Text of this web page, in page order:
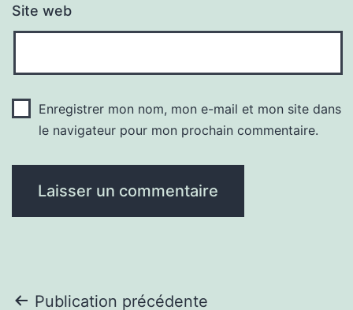
Site web
Enregistrer mon nom, mon e-mail et mon site dans
le navigateur pour mon prochain commentaire.
Publication précédente